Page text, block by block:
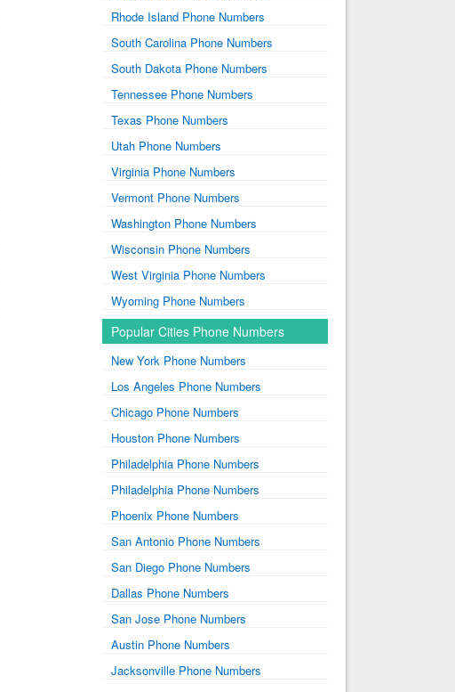
Rhode Island Phone Numbers
South Carolina Phone Numbers
South Dakota Phone Numbers
Tennessee Phone Numbers
Texas Phone Numbers
Utah Phone Numbers
Virginia Phone Numbers
Vermont Phone Numbers
Washington Phone Numbers
Wisconsin Phone Numbers
West Virginia Phone Numbers
Wyoming Phone Numbers
Popular Cities Phone Numbers
New York Phone Numbers
Los Angeles Phone Numbers
Chicago Phone Numbers
Houston Phone Numbers
Philadelphia Phone Numbers
Philadelphia Phone Numbers
Phoenix Phone Numbers
San Antonio Phone Numbers
San Diego Phone Numbers
Dallas Phone Numbers
San Jose Phone Numbers
Austin Phone Numbers
Jacksonville Phone Numbers